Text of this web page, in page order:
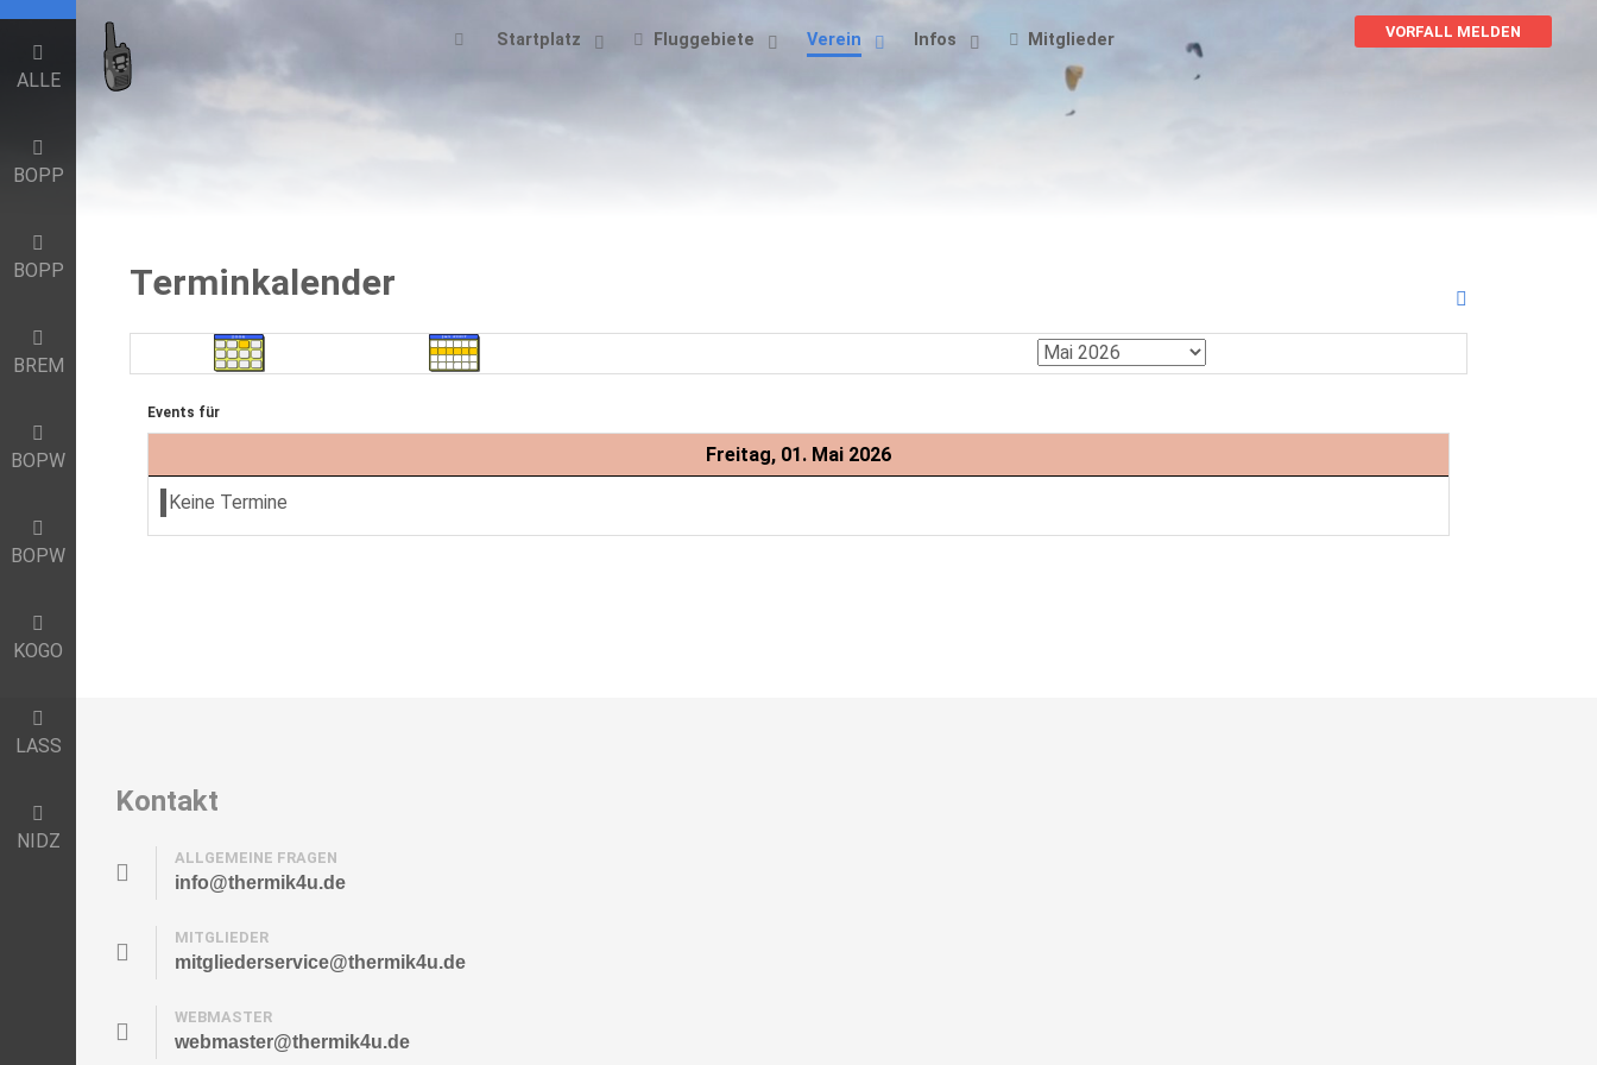
Startplatz Fluggebiete Verein Infos Mitglieder VORFALL MELDEN
Terminkalender
Events für
Freitag, 01. Mai 2026
Keine Termine
Kontakt
ALLGEMEINE FRAGEN
info@thermik4u.de
MITGLIEDER
mitgliederservice@thermik4u.de
WEBMASTER
webmaster@thermik4u.de
ALLE
BOPP
BOPP
BREM
BOPW
BOPW
KOGO
LASS
NIDZ